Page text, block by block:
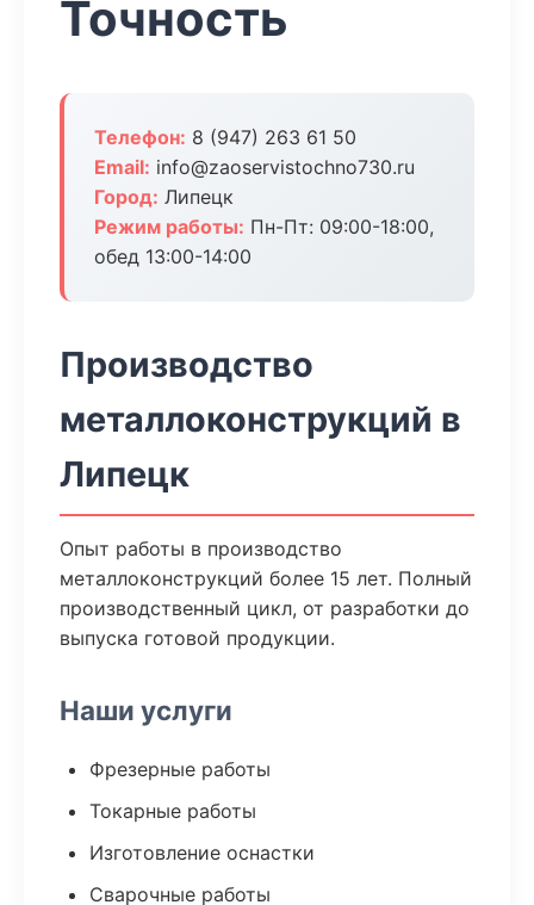
Точность
Телефон: 8 (947) 263 61 50
Email: info@zaoservistochno730.ru
Город: Липецк
Режим работы: Пн-Пт: 09:00-18:00,
обед 13:00-14:00
Производство
металлоконструкций в
Липецк
Опыт работы в производство
металлоконструкций более 15 лет. Полный
производственный цикл, от разработки до
выпуска готовой продукции.
Наши услуги
Фрезерные работы
Токарные работы
Изготовление оснастки
Сварочные работы